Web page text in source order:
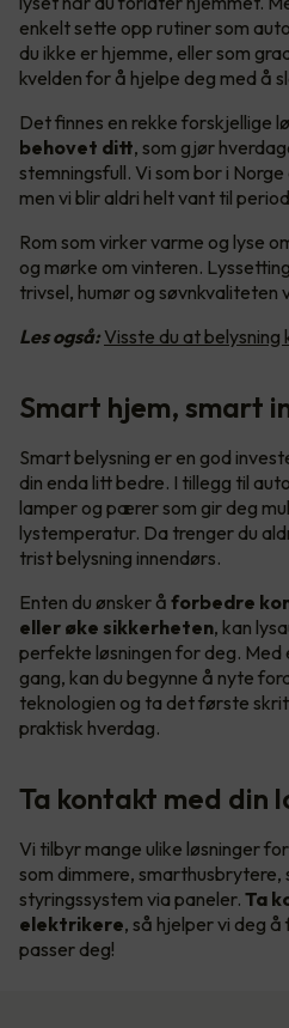
enkelt sette opp rutiner som
du ikke er hjemme, eller som
kvelden for å hjelpe deg med å
Det finnes en rekke forskjellige
behovet ditt, som gjør
stemningsfull. Vi som bor i
men vi blir aldri helt vant til
Rom som virker varme og lyse
og mørke om vinteren.
trivsel, humør og søvnkvaliteten
Les også: Visste du at
Smart hjem, smart
Smart belysning er en god
din enda litt bedre. I tillegg til
lamper og pærer som gir deg
lystemperatur. Da trenger du
trist belysning innendørs.
Enten du ønsker å forbedre
eller øke sikkerheten, kan
perfekte løsningen for deg. Med
gang, kan du begynne å nyte
teknologien og ta det første
praktisk hverdag.
Ta kontakt med din
Vi tilbyr mange ulike løsninger
som dimmere,
styringssystem via paneler. Ta
elektrikere, så hjelper vi deg å
passer deg!